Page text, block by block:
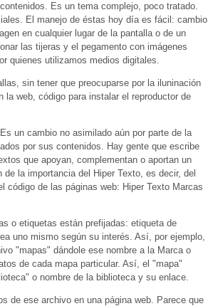
Es un tema complejo, poco tratado.
El manejo de éstas hoy día es fácil: cambio
en cualquier lugar de la pantalla o de un
las tijeras y el pegamento con imágenes
quienes utilizamos medios digitales.
sin tener que preocuparse por la iluninación
web, código para instalar el reproductor de
un cambio no asimilado aún por parte de la
por sus contenidos. Hay gente que escribe
que apoyan, complementan o aportan un
la importancia del Hiper Texto, es decir, del
código de las páginas web: Hiper Texto Marcas
o etiquetas están prefijadas: etiqueta de
uno mismo según su interés. Así, por ejemplo,
"mapas" dándole ese nombre a la Marca o
de cada mapa particular. Así, el "mapa"
o nombre de la biblioteca y su enlace.
de ese archivo en una página web. Parece que